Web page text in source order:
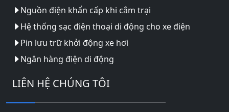
Nguồn điện khẩn cấp khi cắm trại
Hệ thống sạc điện thoại di động cho xe điện
Pin lưu trữ khởi động xe hơi
Ngân hàng điện di động
LIÊN HỆ CHÚNG TÔI